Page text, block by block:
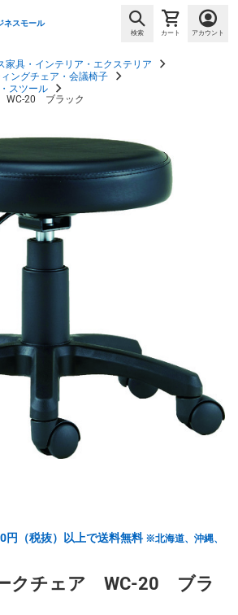
ネスモール
検索 カート アカウント
家具・インテリア・エクステリア
ィングチェア・会議椅子
スツール
WC-20 ブラック
円（税抜）以上で送料無料 ※北海道、沖縄、
クチェア WC-20 ブラ